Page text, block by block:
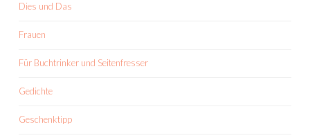
Dies und Das
Frauen
Für Buchtrinker und Seitenfresser
Gedichte
Geschenktipp